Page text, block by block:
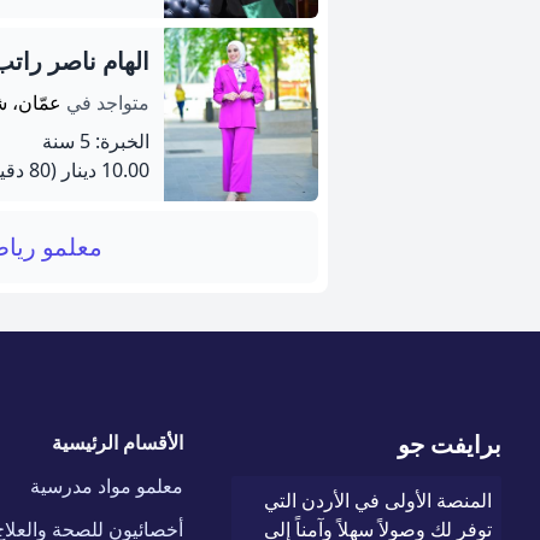
الهام ناصر
متواجد في عمّان،
الخبرة: 5 سنة
10.00 دينار
(80 دقيقة)
معلمو
برايفت جو
المنصة الأولى في الأردن التي
توفر لك وصولاً سهلاً وآمناً إلى
الأقسام الرئيسية
معلمو مواد مدرسية
أخصائيون للصحة